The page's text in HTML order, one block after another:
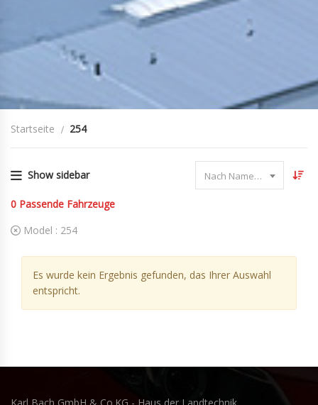
Startseite 254
Show sidebar Nach Name sortieren
0 Passende Fahrzeuge
Model : 254
Es wurde kein Ergebnis gefunden, das Ihrer Auswahl
entspricht.